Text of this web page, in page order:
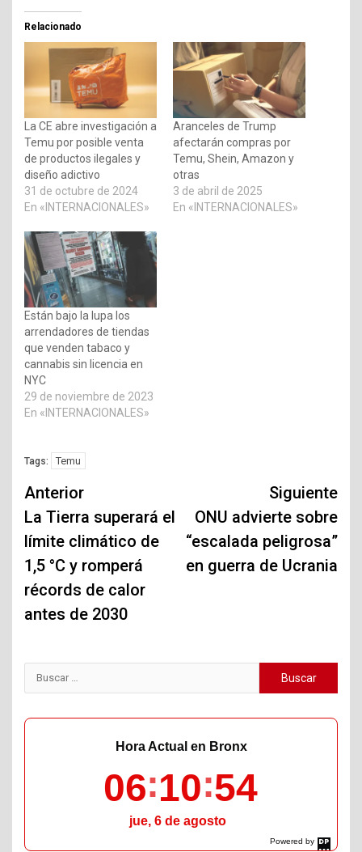
Relacionado
La CE abre investigación a
Temu por posible venta
de productos ilegales y
diseño adictivo
31 de octubre de 2024
En «INTERNACIONALES»
Aranceles de Trump
afectarán compras por
Temu, Shein, Amazon y
otras
3 de abril de 2025
En «INTERNACIONALES»
Están bajo la lupa los
arrendadores de tiendas
que venden tabaco y
cannabis sin licencia en
NYC
29 de noviembre de 2023
En «INTERNACIONALES»
Tags: Temu
Navegación
de
entradas
Anterior
La Tierra superará el
límite climático de
1,5 °C y romperá
récords de calor
antes de 2030
Siguiente
ONU advierte sobre
“escalada peligrosa”
en guerra de Ucrania
Buscar:
Powered by
DaysPedia.com
Hora Actual en Bronx
06 10 55
jue, 6 de agosto